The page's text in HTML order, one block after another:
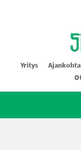
Oy
Yritys